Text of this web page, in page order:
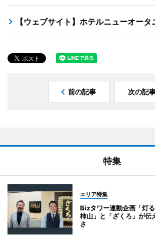
【ウェブサイト】ホテルニューオータ
前の記事 次の記
特集
エリア特集
Bizタワー連動企画「灯
柿山」と「ざくろ」が伝
さ